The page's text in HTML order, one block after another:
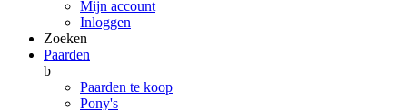
Mijn account
Inloggen
Zoeken
Paarden
b
Paarden te koop
Pony's